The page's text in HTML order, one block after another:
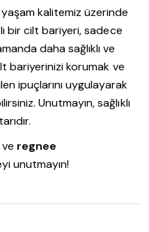
yaşam kalitemiz üzerinde
bir cilt bariyeri, sadece
daha sağlıklı ve
bariyerinizi korumak ve
ipuçlarını uygulayarak
Unutmayın, sağlıklı
regnee
unutmayın!